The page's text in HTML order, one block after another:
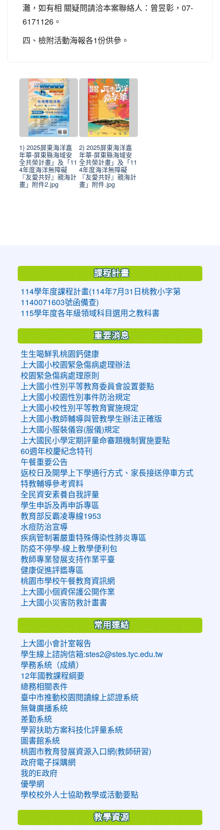
灘，如有相 關疑問請洽本案聯絡人：曾昱彰，07-
6171126。
四、檢附活動海報各1份供參。
1) 2025屏東海洋嘉
年華-屏東縣海域安
全共榮計畫」及「11
4年度海洋無障礙
『友愛共好』親海計
畫」附件2.jpg
2) 2025屏東海洋嘉
年華-屏東縣海域安
全共榮計畫」及「11
4年度海洋無障礙
『友愛共好』親海計
畫」附件.jpg
課程計畫
114學年度課程計畫(114年7月31日桃教小字第
1140071603號函備查)
115學年度各年級領域科目選用之教科書
重要消息
生生喝鮮乳桃園鈣健康
上大國小校園緊急傷病處理辦法
校園緊急傷病處理原則
上大國小性別平等教育委員會設置要點
上大國小校園性別事件防治規定
上大國小校性別平等教育實施規定
上大國小教師輔導與管教學生辦法正確版
上大國小服裝儀容(服儀)規定
上大國民小學定期評量命審題機制實施要點
60週年校慶紀念特刊
午餐重要公告
返校日及開學上下學通行方式、家長接送停車方式
特教輔導參考資料
全民資安素養自我評量
學生申訴及再申訴專區
教育部反霸凌專線1953
水痘防治宣導
疾病管制署嚴重特殊傳染性肺炎專區
防疫不停學-線上教學便利包
教師專業發展支持作業平臺
健康促進評鑑專區
桃園市學校午餐教育資訊網
上大國小個資保護公開作業
上大國小災害防救計畫書
常用連結
上大國小會計室報告
學生線上諮詢信箱:stes2@stes.tyc.edu.tw
學務系統（成績）
12年國教課程綱要
總務相關表件
臺中市推動校園閱讀線上認證系統
無聲廣播系統
差勤系統
學習扶助方案科技化評量系統
圖書館系統
桃園市教育發展資源入口網(教師研習)
政府電子採購網
我的E政府
優學網
學校校外人士協助教學或活動要點
教學資源